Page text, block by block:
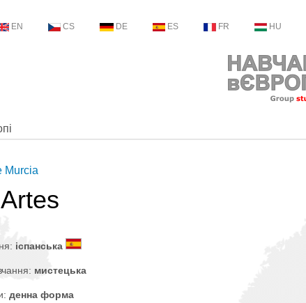
EN CS DE ES FR HU
Murcia
іспанська
мистецькa
денна форма